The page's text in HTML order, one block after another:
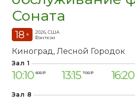
Соната
18 +
2026, США
Фэнтези
Киноград Лесной Городок
Зал 1
10:10 600 ₽ 13:15 700 ₽ 16:20
Зал 8